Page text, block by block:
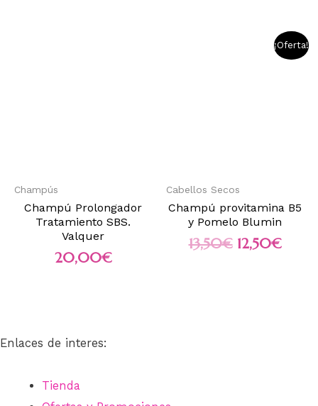
Champús
Champú Prolongador
Tratamiento SBS.
Valquer
20,00€
¡Oferta!
Cabellos Secos
Champú provitamina B5
y Pomelo Blumin
13,50€ 12,50€
Enlaces de interes:
Tienda